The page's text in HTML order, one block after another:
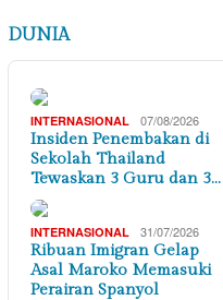
DUNIA
INTERNASIONAL 07/08/2026
Insiden Penembakan di
Sekolah Thailand
Tewaskan 3 Guru dan 3…
INTERNASIONAL 31/07/2026
Ribuan Imigran Gelap
Asal Maroko Memasuki
Perairan Spanyol